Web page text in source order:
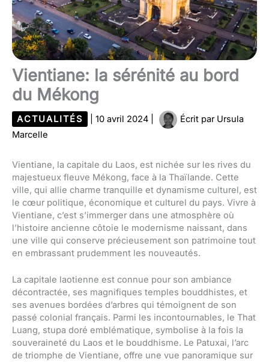
Vientiane: la sérénité au bord
du Mékong
ACTUALITÉS 10 avril 2024 Écrit par Ursula
Marcelle
Vientiane, la capitale du Laos, est nichée sur les rives du
majestueux fleuve Mékong, face à la Thaïlande. Cette
ville, qui allie charme tranquille et dynamisme culturel, est
le cœur politique, économique et culturel du pays. Vivre à
Vientiane, c’est s’immerger dans une atmosphère où
l’histoire ancienne côtoie le modernisme naissant, dans
une ville qui conserve précieusement son patrimoine tout
en embrassant prudemment les nouveautés.
La capitale laotienne est connue pour son ambiance
décontractée, ses magnifiques temples bouddhistes, et
ses avenues bordées d’arbres qui témoignent de son
passé colonial français. Parmi les incontournables, le That
Luang, stupa doré emblématique, symbolise à la fois la
souveraineté du Laos et le bouddhisme. Le Patuxai, l’arc
de triomphe de Vientiane, offre une vue panoramique sur